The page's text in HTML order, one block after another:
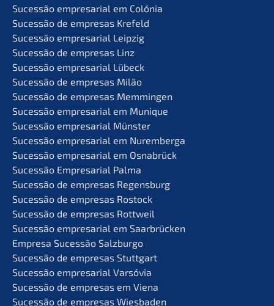
Suces­são empre­sa­ri­al em Colónia
Suces­são de empre­sas Krefeld
Suces­são empre­sa­ri­al Leipzig
Suces­são de empre­sas Linz
Suces­são empre­sa­ri­al Lübeck
Suces­são de empre­sas Milão
Suces­são de empre­sas Memmingen
Suces­são empre­sa­ri­al em Munique
Suces­são empre­sa­ri­al Münster
Suces­são empre­sa­ri­al em Nuremberga
Suces­são empre­sa­ri­al em Osnabrück
Suces­são Empre­sa­ri­al Palma
Suces­são de empre­sas Regensburg
Suces­são de empre­sas Rostock
Suces­são de empre­sas Rottweil
Suces­são empre­sa­ri­al em Saarbrücken
Empre­sa Suces­são Salzburgo
Suces­são de empre­sas Stuttgart
Suces­são empre­sa­ri­al Varsóvia
Suces­são de empre­sas em Viena
Suces­são de empre­sas Wiesbaden